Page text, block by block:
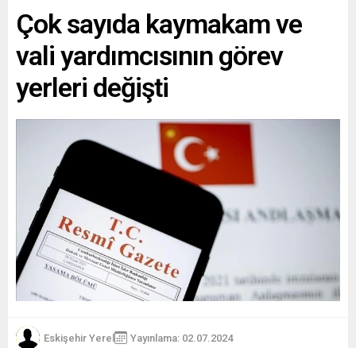
Çok sayıda kaymakam ve
vali yardımcısının görev
yerleri değişti
Eskişehir Yerel Yayınlama: 02.07.2024